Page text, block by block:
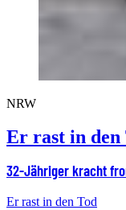
NRW
Er rast in den
32-Jähriger kracht
Er rast in den Tod